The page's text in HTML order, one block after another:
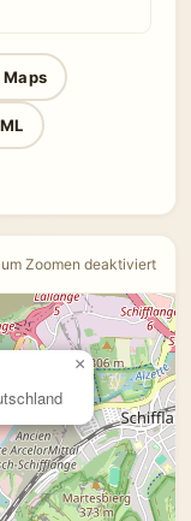
Maps
Zoomen deaktiviert
×